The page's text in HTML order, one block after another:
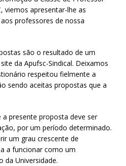
viemos apresentar-lhe as
professores de nossa
são o resultado de um
da Apufsc-Sindical. Deixamos
respeitou fielmente a
sendo aceitas propostas que a
presente proposta deve ser
por um período determinado.
um grau crescente de
a funcionar como um
da Universidade.